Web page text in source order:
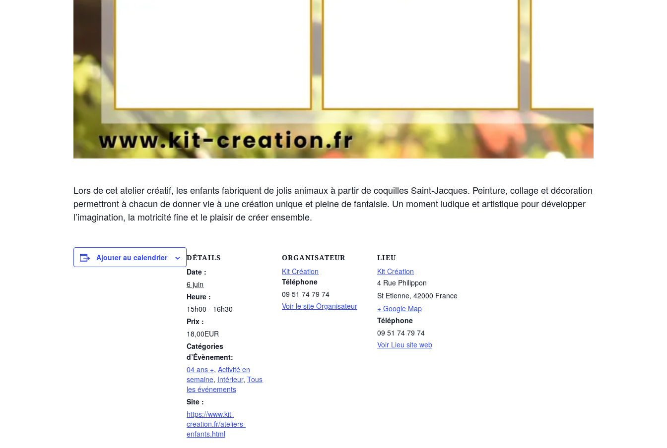
Lors de cet atelier créatif, les enfants fabriquent de jolis animaux à partir de coquilles Saint-Jacques. Peinture, collage et décoration
permettront à chacun de donner vie à une création unique et pleine de fantaisie. Un moment ludique et artistique pour développer
l’imagination, la motricité fine et le plaisir de créer ensemble.
Ajouter au calendrier DÉTAILS
Date :
6 juin
Heure :
15h00 - 16h30
Prix :
18,00EUR
Catégories
d’Évènement:
04 ans +, Activité en
semaine, Intérieur, Tous
les événements
Site :
https://www.kit-
creation.fr/ateliers-
enfants.html
ORGANISATEUR
Kit Création
Téléphone
09 51 74 79 74
Voir le site Organisateur
LIEU
Kit Création
4 Rue Philippon
St Etienne, 42000 France
+ Google Map
Téléphone
09 51 74 79 74
Voir Lieu site web